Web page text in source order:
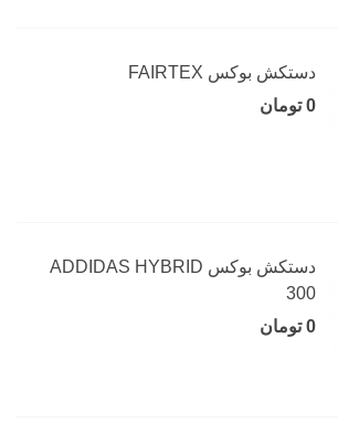
دستکش بوکس FAIRTEX
0 تومان
دستکش بوکس ADDIDAS HYBRID
300
0 تومان